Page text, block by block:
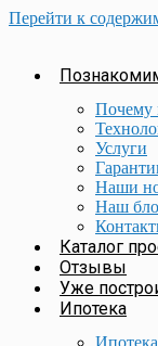
Перейти к
Почему
Услуги
Наши
Наш
Каталог
Отзывы
Уже
Ипотека
Ипотека